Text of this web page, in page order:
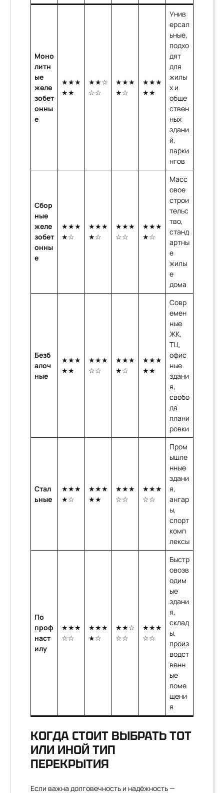
Моно
литн
ые
желе
зобет
онны
е
★★★
★★
★★☆
☆☆
★★★
★☆
★★★
★★
Унив
ерсал
ьные,
подхо
дят
для
жилы
х и
обще
ствен
ных
здани
й,
парки
нгов
Сбор
ные
желе
зобет
онны
е
★★★
★☆
★★★
★☆
★★★
☆☆
★★★
★☆
Масс
овое
строи
тельс
тво,
станд
артны
е
жилы
е
дома
Безб
алоч
ные
★★★
★★
★★★
☆☆
★★★
★☆
★★★
★★
Совр
емен
ные
ЖК,
ТЦ,
офис
ные
здани
я,
свобо
да
плани
ровки
Стал
ьные
★★★
★☆
★★★
★★
★★★
☆☆
★★★
☆☆
Пром
ышле
нные
здани
я,
ангар
ы,
спорт
комп
лексы
По
проф
наст
илу
★★★
☆☆
★★★
★☆
★★☆
☆☆
★★★
☆☆
Быстр
овозв
одим
ые
здани
я,
склад
ы,
произ
водст
венн
ые
поме
щени
я
КОГДА СТОИТ ВЫБРАТЬ ТОТ
ИЛИ ИНОЙ ТИП
ПЕРЕКРЫТИЯ
Если важна долговечность и надёжность —